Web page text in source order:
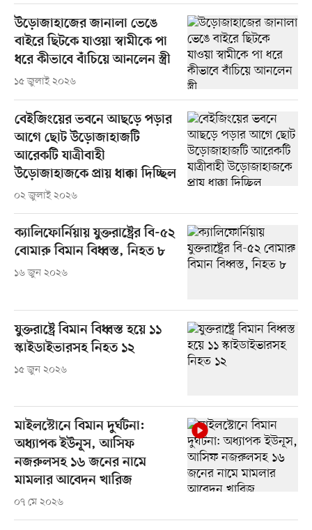
উড়োজাহাজের জানালা ভেঙে
বাইরে ছিটকে যাওয়া স্বামীকে পা
ধরে কীভাবে বাঁচিয়ে আনলেন স্ত্রী
১৫ জুলাই ২০২৬
বেইজিংয়ের ভবনে আছড়ে পড়ার
আগে ছোট উড়োজাহাজটি
আরেকটি যাত্রীবাহী
উড়োজাহাজকে প্রায় ধাক্কা দিচ্ছিল
০২ জুলাই ২০২৬
ক্যালিফোর্নিয়ায় যুক্তরাষ্ট্রের বি-৫২
বোমারু বিমান বিধ্বস্ত, নিহত ৮
১৬ জুন ২০২৬
যুক্তরাষ্ট্রে বিমান বিধ্বস্ত হয়ে ১১
স্কাইডাইভারসহ নিহত ১২
১৫ জুন ২০২৬
মাইলস্টোনে বিমান দুর্ঘটনা:
অধ্যাপক ইউনূস, আসিফ
নজরুলসহ ১৬ জনের নামে
মামলার আবেদন খারিজ
০৭ মে ২০২৬